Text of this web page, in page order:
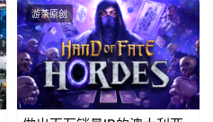
游茶原创